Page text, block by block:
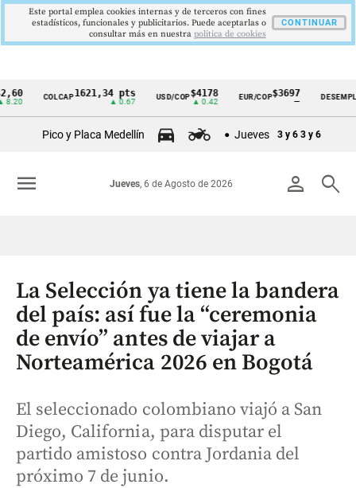
Cintillo
Colombia
COLCAP1621,34 pts USD/COP$4178
▲ 0.42
EUR/COP$3697
—
DESEMPLEO9,9
▼
Pico y Placa Medellín Jueves 3 y 6 3 y 6
person search
Jueves, 6 de Agosto de 2026
menu
La Selección ya tiene la bandera
del país: así fue la “ceremonia
de envío” antes de viajar a
Norteamérica 2026 en Bogotá
El seleccionado colombiano viajó a San
Diego, California, para disputar el
partido amistoso contra Jordania del
próximo 7 de junio.
Este portal emplea cookies internas y de terceros con fines
estadísticos, funcionales y publicitarios. Puede aceptarlas o
consultar más en nuestra politica de cookies
CONTINUAR